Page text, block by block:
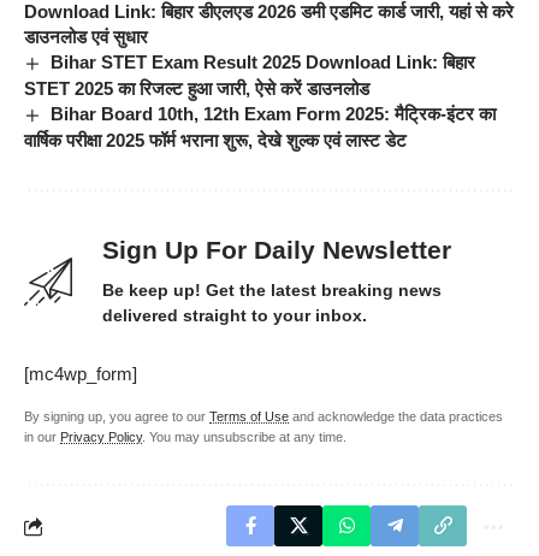
Download Link: बिहार डीएलएड 2026 डमी एडमिट कार्ड जारी, यहां से करे
डाउनलोड एवं सुधार
Bihar STET Exam Result 2025 Download Link: बिहार
STET 2025 का रिजल्ट हुआ जारी, ऐसे करें डाउनलोड
Bihar Board 10th, 12th Exam Form 2025: मैट्रिक-इंटर का
वार्षिक परीक्षा 2025 फॉर्म भराना शुरू, देखे शुल्क एवं लास्ट डेट
Sign Up For Daily Newsletter
Be keep up! Get the latest breaking news
delivered straight to your inbox.
[mc4wp_form]
By signing up, you agree to our Terms of Use and acknowledge the data practices
in our Privacy Policy. You may unsubscribe at any time.